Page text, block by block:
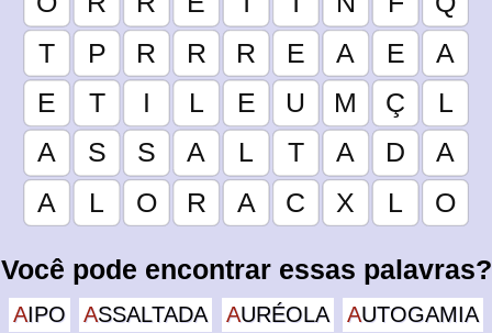
Você pode encontrar essas palavras?
AIPO ASSALTADA AURÉOLA
AUTOGAMIA